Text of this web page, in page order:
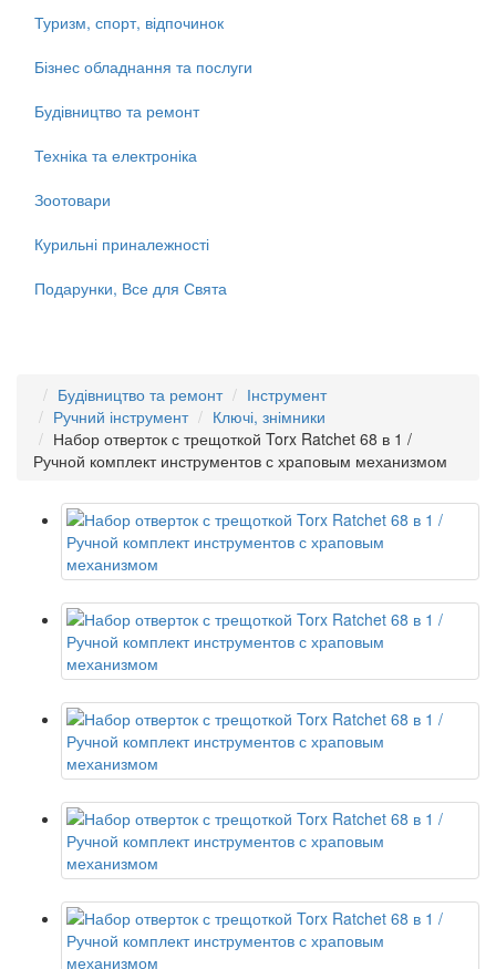
Туризм, спорт, відпочинок
Бізнес обладнання та послуги
Будівництво та ремонт
Техніка та електроніка
Зоотовари
Курильні приналежності
Подарунки, Все для Свята
Будівництво та ремонт
Інструмент
Ручний інструмент
Ключі, знімники
Набор отверток с трещоткой Torx Ratchet 68 в 1 /
Ручной комплект инструментов с храповым механизмом